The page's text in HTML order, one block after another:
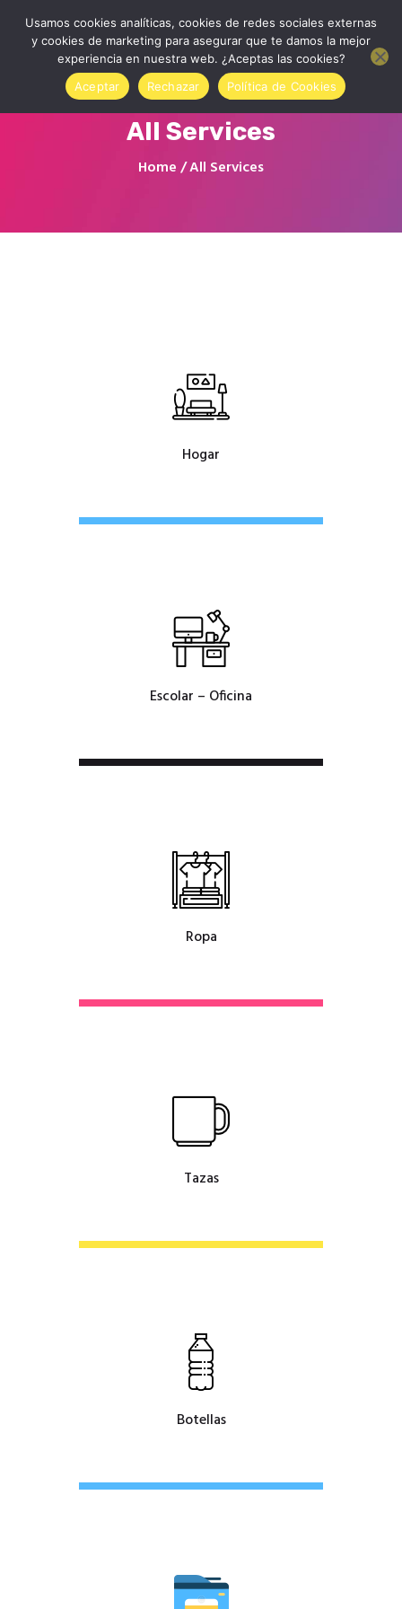
All Services
Home All Services
Inicio
Quienes somos
Hogar
Escolar – Oficina
Ropa
Tazas
Botellas
Usamos cookies analíticas, cookies de redes sociales externas
y cookies de marketing para asegurar que te damos la mejor
experiencia en nuestra web. ¿Aceptas las cookies?
Aceptar
Rechazar Política de Cookies